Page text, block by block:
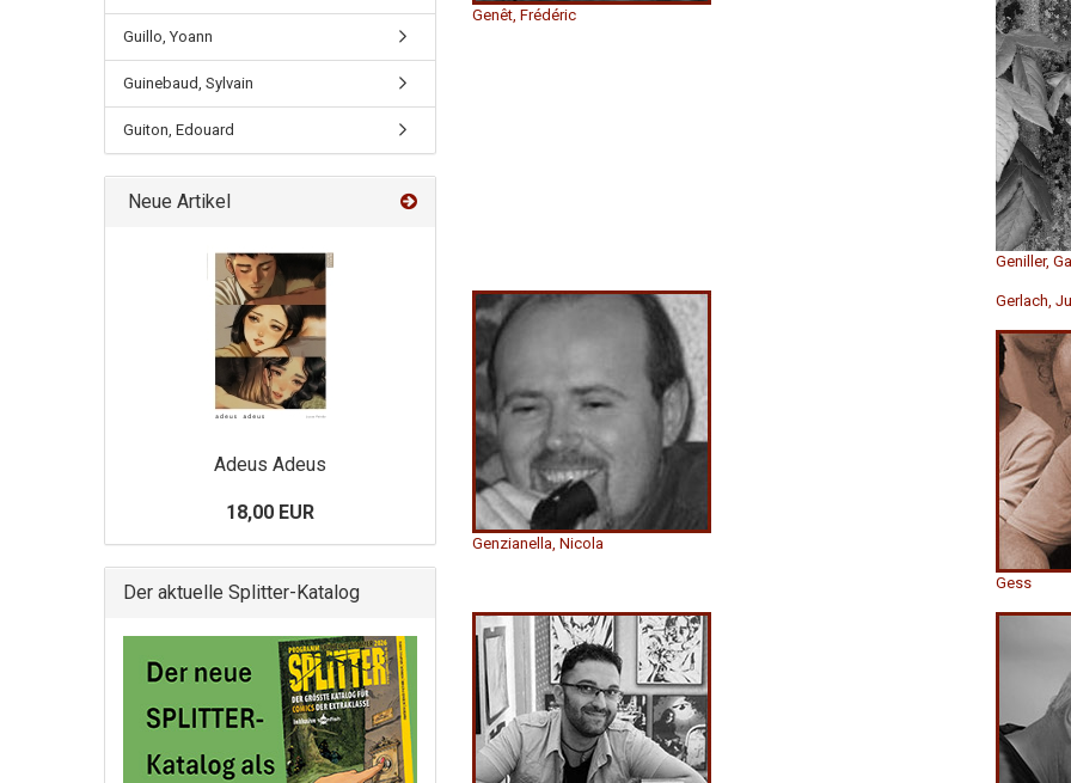
Genêt, Frédéric
Geniller,
Genzianella, Nicola
Gerlach,
Gess
Guillo, Yoann
Guinebaud, Sylvain
Guiton, Edouard
Neue Artikel
Adeus Adeus
18,00 EUR
Der aktuelle Splitter-Katalog